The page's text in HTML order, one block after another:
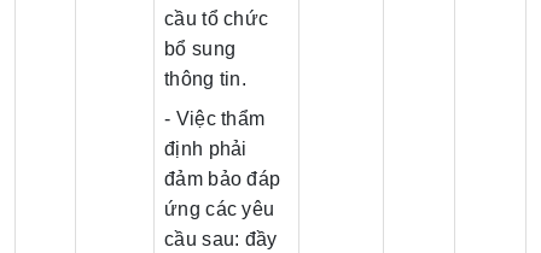
cầu tổ chức
bổ sung
thông tin.
- Việc thẩm
định phải
đảm bảo đáp
ứng các yêu
cầu sau: đầy